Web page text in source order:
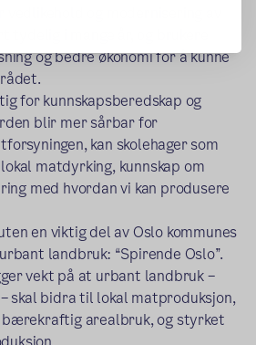
og bedre økonomi for å kunne
for kunnskapsberedskap og
blir mer sårbar for
kan skolehager som
matdyrking, kunnskap om
med hvordan vi kan produsere
en viktig del av Oslo kommunes
landbruk: “Spirende Oslo”.
vekt på at urbant landbruk –
skal bidra til lokal matproduksjon,
bærekraftig arealbruk, og styrket